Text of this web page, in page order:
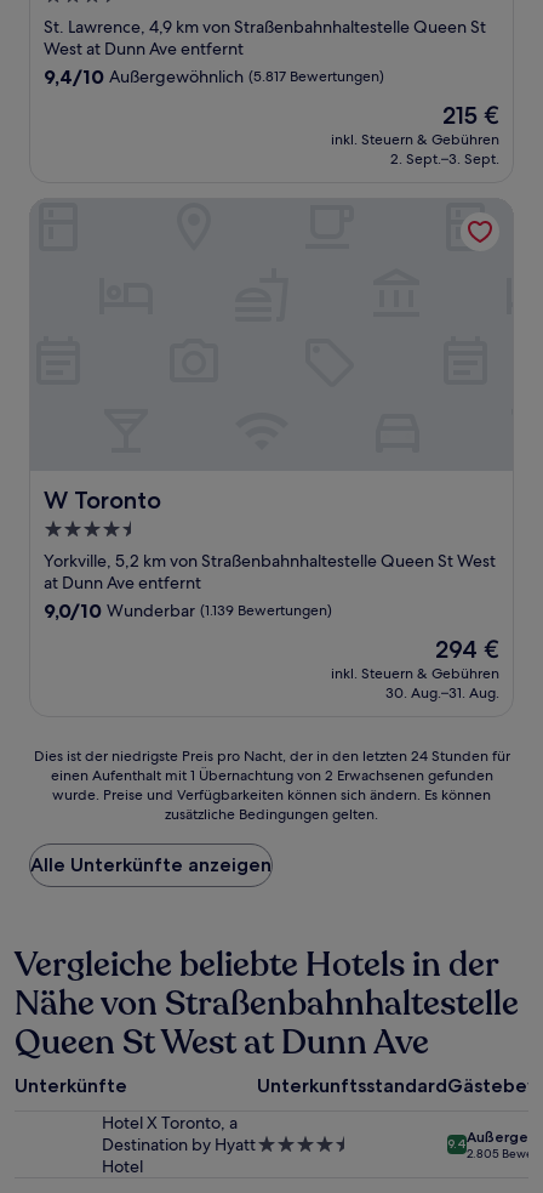
Sterne-
Unterkunft
St. Lawrence, 4,9 km von Straßenbahnhaltestelle Queen St
West at Dunn Ave entfernt
9.4
9,4/10 Außergewöhnlich (5.817 Bewertungen)
Der
Preis
beträgt
215 €
inkl. Steuern & Gebühren
2. Sept.–3. Sept.
W Toronto
W Toronto
4.5-
Sterne-
Unterkunft
Yorkville, 5,2 km von Straßenbahnhaltestelle Queen St West
at Dunn Ave entfernt
9.0
9,0/10 Wunderbar (1.139 Bewertungen)
Der
Preis
beträgt
294 €
inkl. Steuern & Gebühren
30. Aug.–31. Aug.
Dies
der
Preis
pro
Nacht,
den
letzten
24 Stunden
für
einen
Aufenthalt
mit
2 Erwachsenen
gefunden
Dies ist der niedrigste Preis pro Nacht, der in den letzten 24 Stunden für
einen Aufenthalt mit 1 Übernachtung von 2 Erwachsenen gefunden
wurde. Preise und Verfügbarkeiten können sich ändern. Es können
zusätzliche Bedingungen gelten.
Alle Unterkünfte anzeigen
Vergleiche beliebte Hotels in der
Nähe von Straßenbahnhaltestelle
Queen St West at Dunn Ave
Unterkünfte Unterkunftsstandard
Hotel X Toronto, a
Destination by Hyatt
Hotel
4.5-
9.4
2.805